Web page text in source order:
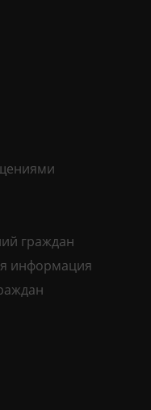
граждан
информация